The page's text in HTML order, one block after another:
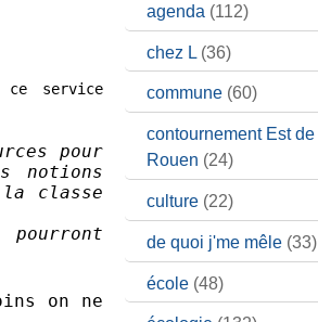
ce service
pour
notions
classe
on ne
agenda (112)
chez L (36)
commune (60)
contournement Est de
Rouen (24)
culture (22)
de quoi j'me mêle (33)
école (48)